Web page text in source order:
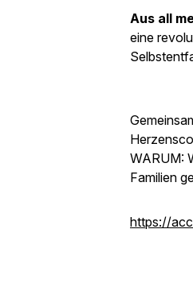
Aus all
eine
WARUM:
Familien
https://